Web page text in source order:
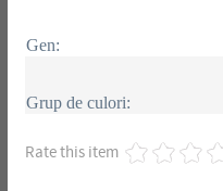
Gen:
Grup de culori:
Rate this item